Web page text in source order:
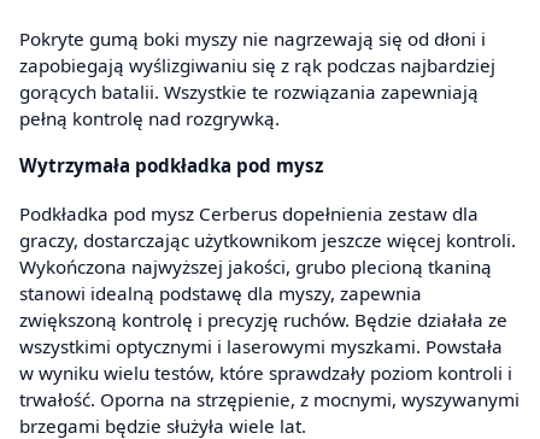
Pokryte gumą boki myszy nie nagrzewają się od dłoni i
zapobiegają wyślizgiwaniu się z rąk podczas najbardziej
gorących batalii. Wszystkie te rozwiązania zapewniają
pełną kontrolę nad rozgrywką.
Wytrzymała podkładka pod mysz
Podkładka pod mysz Cerberus dopełnienia zestaw dla
graczy, dostarczając użytkownikom jeszcze więcej kontroli.
Wykończona najwyższej jakości, grubo plecioną tkaniną
stanowi idealną podstawę dla myszy, zapewnia
zwiększoną kontrolę i precyzję ruchów. Będzie działała ze
wszystkimi optycznymi i laserowymi myszkami. Powstała
w wyniku wielu testów, które sprawdzały poziom kontroli i
trwałość. Oporna na strzępienie, z mocnymi, wyszywanymi
brzegami będzie służyła wiele lat.